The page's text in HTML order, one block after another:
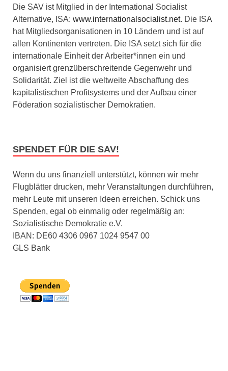
Die SAV ist Mitglied in der International Socialist
Alternative, ISA: www.internationalsocialist.net. Die ISA
hat Mitgliedsorganisationen in 10 Ländern und ist auf
allen Kontinenten vertreten. Die ISA setzt sich für die
internationale Einheit der Arbeiter*innen ein und
organisiert grenzüberschreitende Gegenwehr und
Solidarität. Ziel ist die weltweite Abschaffung des
kapitalistischen Profitsystems und der Aufbau einer
Föderation sozialistischer Demokratien.
SPENDET FÜR DIE SAV!
Wenn du uns finanziell unterstützt, können wir mehr
Flugblätter drucken, mehr Veranstaltungen durchführen,
mehr Leute mit unseren Ideen erreichen. Schick uns
Spenden, egal ob einmalig oder regelmäßig an:
Sozialistische Demokratie e.V.
IBAN: DE60 4306 0967 1024 9547 00
GLS Bank